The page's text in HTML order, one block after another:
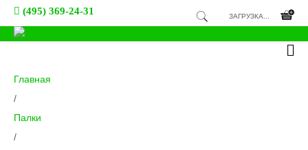
(495) 369-24-31 ЗАГРУЗКА...
Главная
/
Палки
/